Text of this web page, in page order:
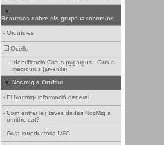
Recursos sobre els grups taxonòmics
- Orquídies
Ocells
- Identificació Circus pygargus - Circus
macrourus (juvenils)
Nocmig a Ornitho
- El Nocmig- informació general
- Com entrar les teves dades NocMig a
ornitho.cat?
- Guia introductòria NFC